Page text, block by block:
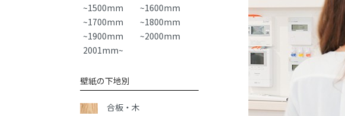
~1500mm
~1600mm
~1700mm
~1800mm
~1900mm
~2000mm
2001mm~
壁紙の下地別
合板・木